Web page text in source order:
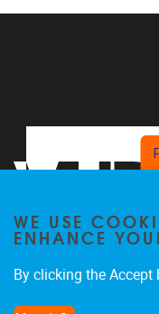
WE USE
ENHANCE
By clicking the Accept